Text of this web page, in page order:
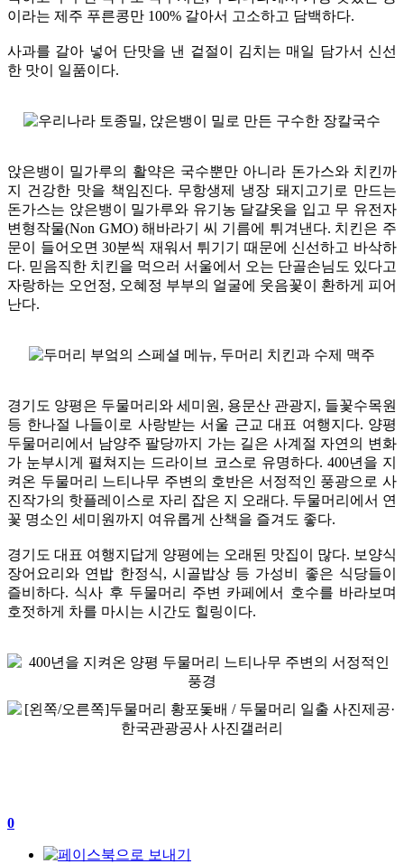
이라는 제주 푸른콩만 100% 갈아서 고소하고 담백하다.
사과를 갈아 넣어 단맛을 낸 겉절이 김치는 매일 담가서 신선
한 맛이 일품이다.
앉은뱅이 밀가루의 활약은 국수뿐만 아니라 돈가스와 치킨까
지 건강한 맛을 책임진다. 무항생제 냉장 돼지고기로 만드는
돈가스는 앉은뱅이 밀가루와 유기농 달걀옷을 입고 무 유전자
변형작물(Non GMO) 해바라기 씨 기름에 튀겨낸다. 치킨은 주
문이 들어오면 30분씩 재워서 튀기기 때문에 신선하고 바삭하
다. 믿음직한 치킨을 먹으러 서울에서 오는 단골손님도 있다고
자랑하는 오언정, 오혜정 부부의 얼굴에 웃음꽃이 환하게 피어
난다.
경기도 양평은 두물머리와 세미원, 용문산 관광지, 들꽃수목원
등 한나절 나들이로 사랑받는 서울 근교 대표 여행지다. 양평
두물머리에서 남양주 팔당까지 가는 길은 사계절 자연의 변화
가 눈부시게 펼쳐지는 드라이브 코스로 유명하다. 400년을 지
켜온 두물머리 느티나무 주변의 호반은 서정적인 풍광으로 사
진작가의 핫플레이스로 자리 잡은 지 오래다. 두물머리에서 연
꽃 명소인 세미원까지 여유롭게 산책을 즐겨도 좋다.
경기도 대표 여행지답게 양평에는 오래된 맛집이 많다. 보양식
장어요리와 연밥 한정식, 시골밥상 등 가성비 좋은 식당들이
즐비하다. 식사 후 두물머리 주변 카페에서 호수를 바라보며
호젓하게 차를 마시는 시간도 힐링이다.
0